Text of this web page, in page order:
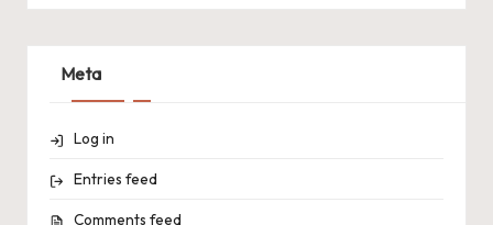
Meta
Log in
Entries feed
Comments feed